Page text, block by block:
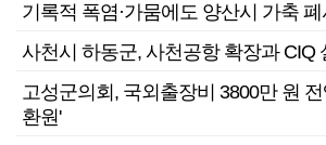
기록적 폭염·가뭄에도 양산시 가축 폐
사천시 하동군, 사천공항 확장과 CIQ
고성군의회, 국외출장비 3800만 원 전
환원'